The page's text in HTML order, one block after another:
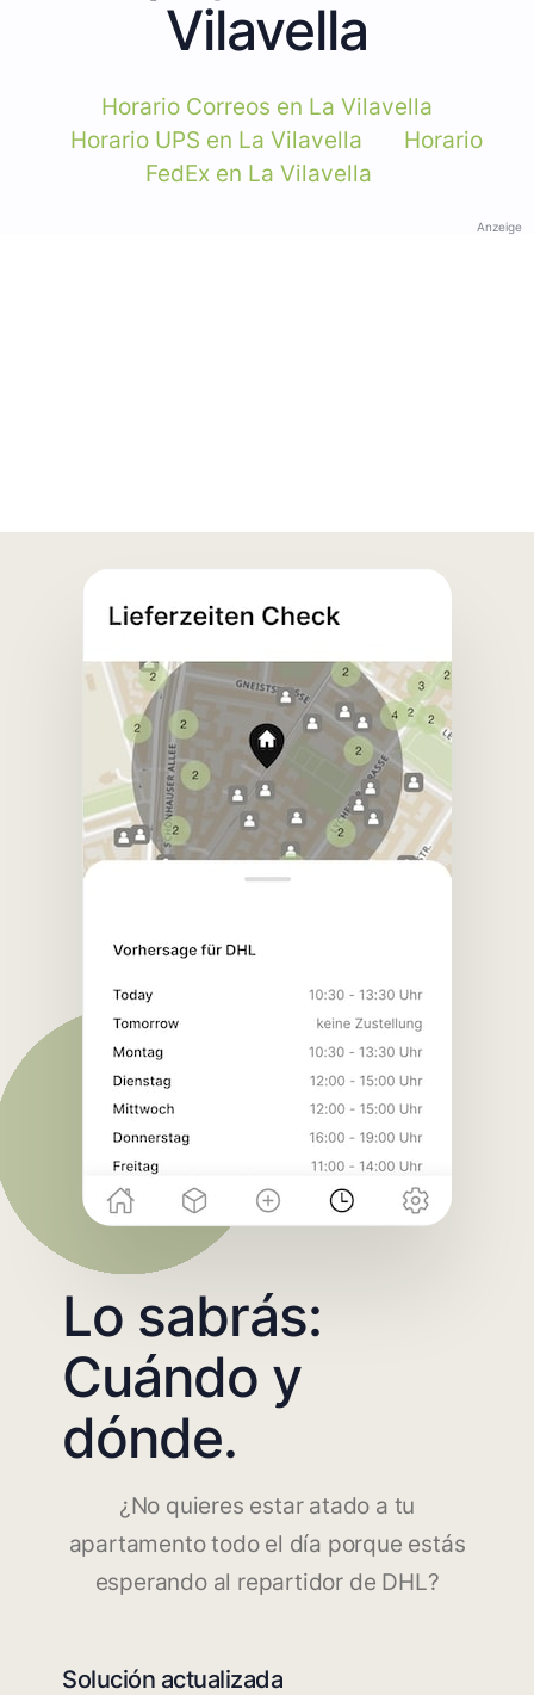
Vilavella
Horario Correos en La Vilavella
Horario UPS en La Vilavella
Horario
FedEx en La Vilavella
Anzeige
Lo sabrás:
Cuándo y
dónde.
¿No quieres estar atado a tu
apartamento todo el día porque estás
esperando al repartidor de DHL?
Solución actualizada